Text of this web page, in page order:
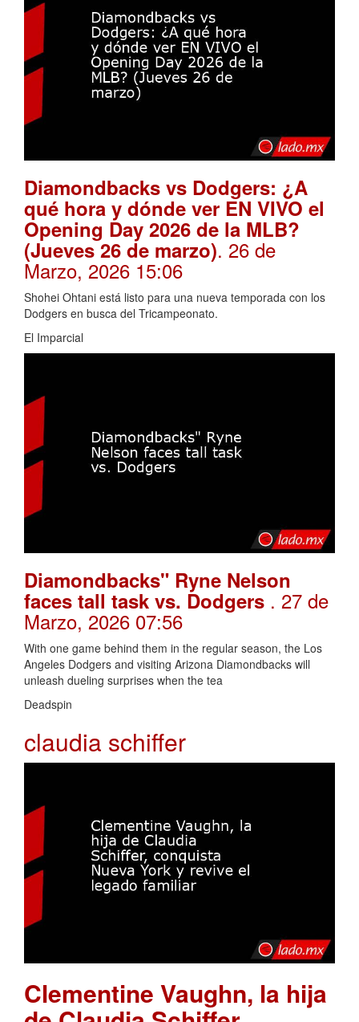
Diamondbacks vs Dodgers: ¿A
qué hora y dónde ver EN VIVO el
Opening Day 2026 de la MLB?
(Jueves 26 de marzo). 26 de
Marzo, 2026 15:06
Shohei Ohtani está listo para una nueva temporada con los
Dodgers en busca del Tricampeonato.
El Imparcial
Diamondbacks" Ryne Nelson
faces tall task vs. Dodgers . 27 de
Marzo, 2026 07:56
With one game behind them in the regular season, the Los
Angeles Dodgers and visiting Arizona Diamondbacks will
unleash dueling surprises when the tea
Deadspin
claudia schiffer
Clementine Vaughn, la hija